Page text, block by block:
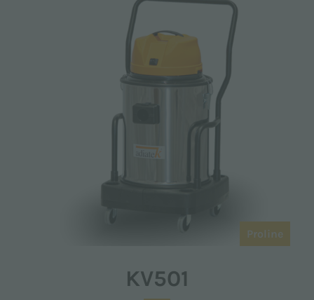
Proline
KV501